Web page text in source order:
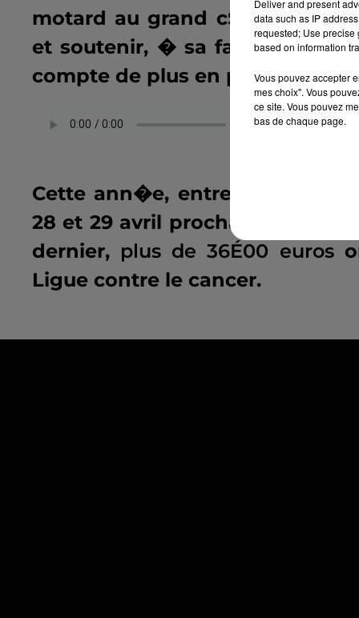
motard au grand cSur a
et soutenir, � sa fa�on, la
compte de plus en plus de
Cette ann�e, entre 10É00 et
28 et 29 avril prochain, pour
dernier, plus de 36É00 euros
Ligue contre le cancer.
Deliver and present
data such as IP
requested; Use precise
based on information
Vous pouvez accepter
mes choix". Vous
ce site. Vous pouvez
bas de chaque page.